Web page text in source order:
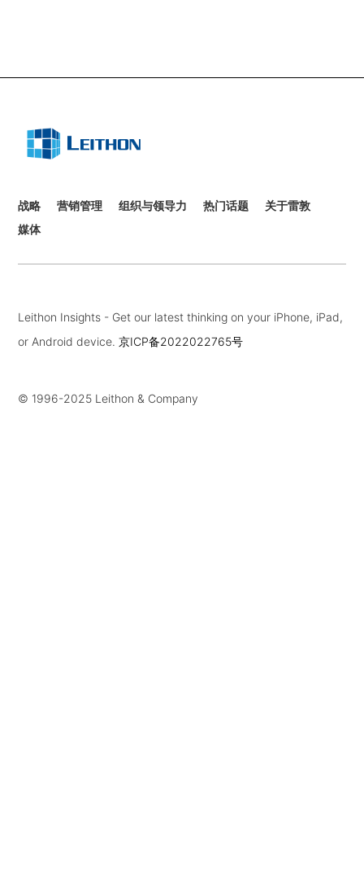
战略 营销管理 组织与领导力 热门话题
关于雷敦
媒体
Leithon Insights - Get our latest thinking on your iPhone, iPad,
or Android device.京ICP备2022022765号
© 1996-2025 Leithon & Company